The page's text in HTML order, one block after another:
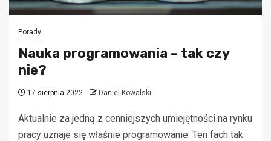
Porady
Nauka programowania – tak czy
nie?
17 sierpnia 2022 Daniel Kowalski
Aktualnie za jedną z cenniejszych umiejętności na rynku
pracy uznaje się właśnie programowanie. Ten fach tak